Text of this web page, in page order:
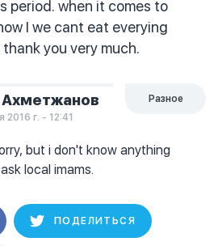
period. when it comes to
I we cant eat everying
you very much.
2016 г. - 12:41
Разное
but i don't know anything
local imams.
ПОДЕЛИТЬСЯ